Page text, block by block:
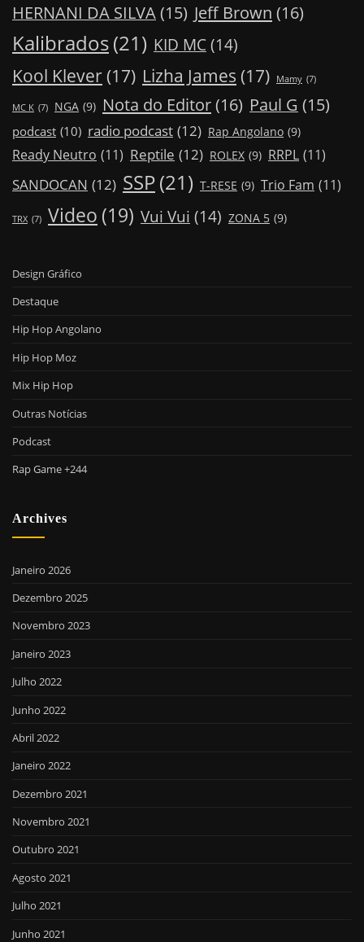
HERNANI DA SILVA(15) Jeff Brown (16)
Kalibrados(21) KID MC (14)
Kool Klever (17) Lizha James (17) Mamy (7)
MC K (7) NGA (9) Nota do Editor(16) Paul G (15)
podcast (10) radio podcast (12) Rap Angolano (9)
Ready Neutro (11) Reptile (12) ROLEX (9) RRPL (11)
SANDOCAN (12) SSP(21) T-RESE (9) Trio Fam (11)
TRX (7) Video (19) Vui Vui (14) ZONA 5 (9)
Design Gráfico
Destaque
Hip Hop Angolano
Hip Hop Moz
Mix Hip Hop
Outras Notícias
Podcast
Rap Game +244
Archives
Janeiro 2026
Dezembro 2025
Novembro 2023
Janeiro 2023
Julho 2022
Junho 2022
Abril 2022
Janeiro 2022
Dezembro 2021
Novembro 2021
Outubro 2021
Agosto 2021
Julho 2021
Junho 2021